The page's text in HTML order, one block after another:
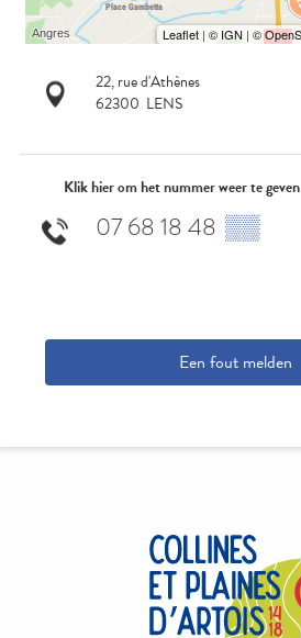
22, rue d'Athènes
62300 LENS
Klik hier om het nummer weer te geven
07 68 18 48 ▒▒
Een fout melden